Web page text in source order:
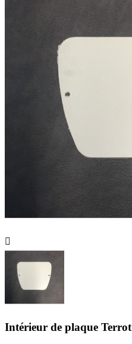

Intérieur de plaque Terrot